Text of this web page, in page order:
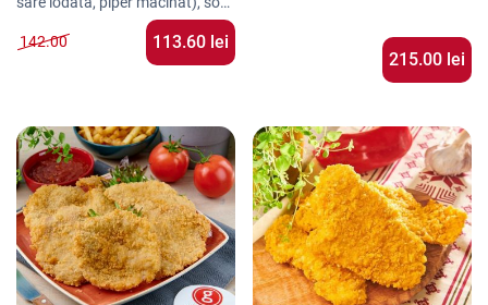
bechamel (lapte, unt, făină de
grâu, nucșoară, sare iodată,
piper măcinat), mozzarella,
142.00 113.60 lei
215.00 lei